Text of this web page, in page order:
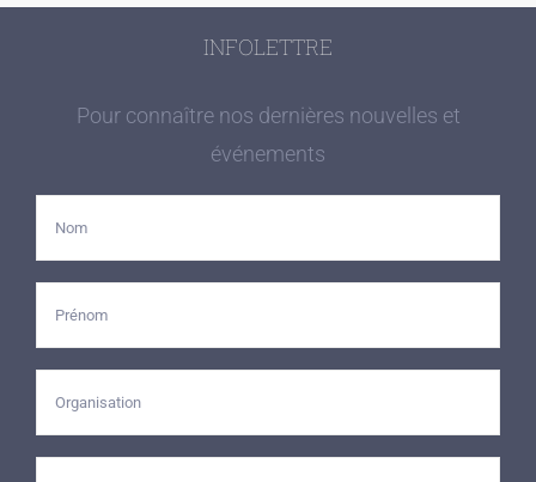
INFOLETTRE
Pour connaître nos dernières nouvelles et
événements